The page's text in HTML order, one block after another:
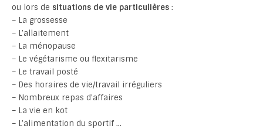
ou lors de situations de vie particulières :
– La grossesse
– L’allaitement
– La ménopause
– Le végétarisme ou flexitarisme
– Le travail posté
– Des horaires de vie/travail irréguliers
– Nombreux repas d’affaires
– La vie en kot
– L’alimentation du sportif …